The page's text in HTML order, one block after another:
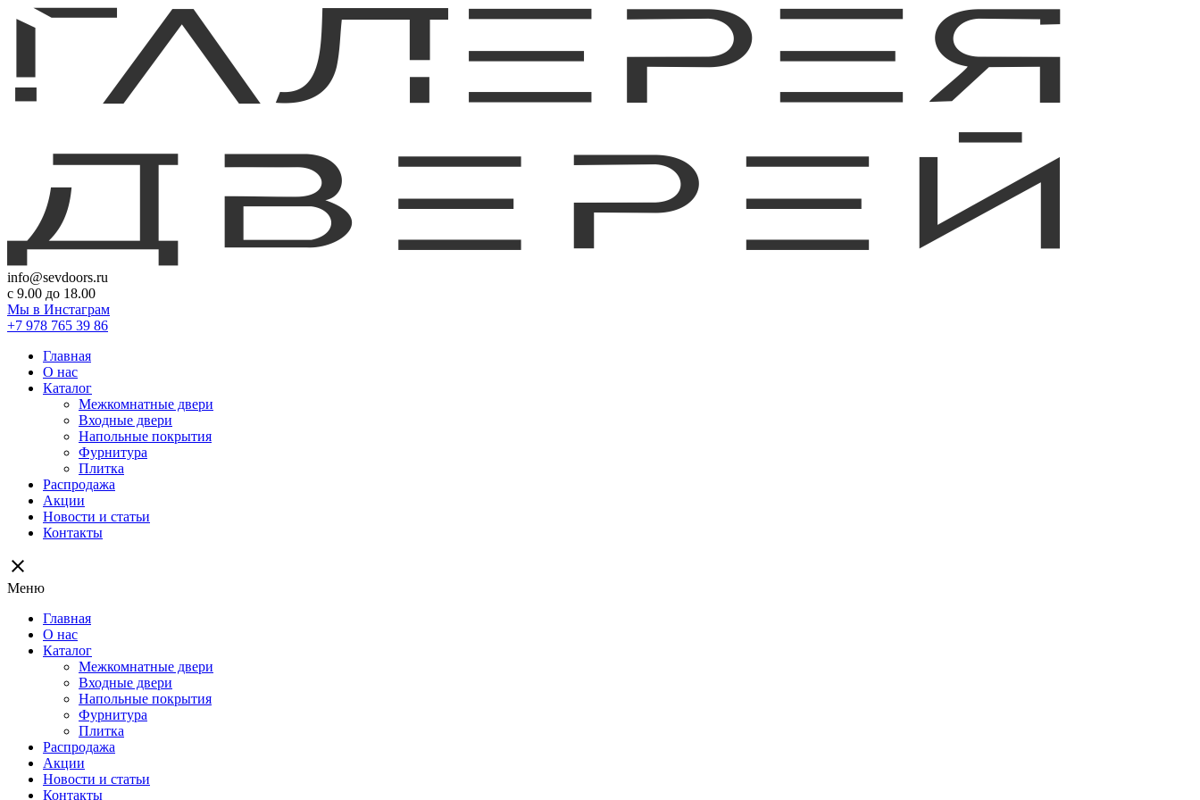
info@sevdoors.ru
c 9.00 до 18.00
Мы в Инстаграм
+7 978 765 39 86
Главная
О нас
Каталог
Межкомнатные двери
Входные двери
Напольные покрытия
Фурнитура
Плитка
Распродажа
Акции
Новости и статьи
Контакты
close
Меню
Главная
О нас
Каталог
Межкомнатные двери
Входные двери
Напольные покрытия
Фурнитура
Плитка
Распродажа
Акции
Новости и статьи
Контакты